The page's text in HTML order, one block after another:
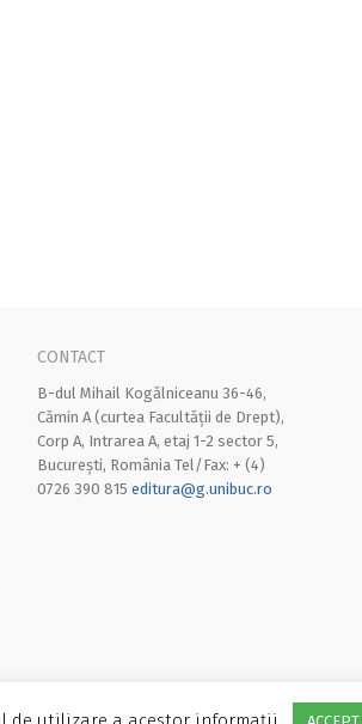
CONTACT
B-dul Mihail Kogălniceanu 36-46,
Cămin A (curtea Facultății de Drept),
Corp A, Intrarea A, etaj 1-2 sector 5,
București, România Tel/Fax: + (4)
0726 390 815 editura@g.unibuc.ro